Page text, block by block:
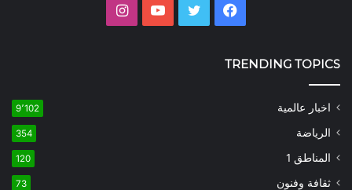
فيسبوك تويتر يوتيوب
TRENDING TOPICS
اخبار عالمية 9٬102
الرياضة 354
المناطق 1 120
ثقافة وفنون 73